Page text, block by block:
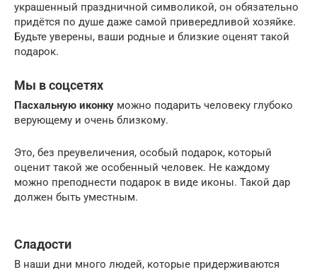
украшенный праздничной символикой, он обязательно
придётся по душе даже самой привередливой хозяйке.
Будьте уверены, ваши родные и близкие оценят такой
подарок.
Мы в соцсетях
Пасхальную иконку можно подарить человеку глубоко
верующему и очень близкому.
Это, без преувеличения, особый подарок, который
оценит такой же особенный человек. Не каждому
можно преподнести подарок в виде иконы. Такой дар
должен быть уместным.
Сладости
В наши дни много людей, которые придерживаются